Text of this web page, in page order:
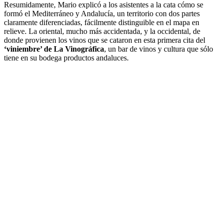
Resumidamente, Mario explicó a los asistentes a la cata cómo se
formó el Mediterráneo y Andalucía, un territorio con dos partes
claramente diferenciadas, fácilmente distinguible en el mapa en
relieve. La oriental, mucho más accidentada, y la occidental, de
donde provienen los vinos que se cataron en esta primera cita del
‘viniembre’ de La Vinográfica, un bar de vinos y cultura que sólo
tiene en su bodega productos andaluces.